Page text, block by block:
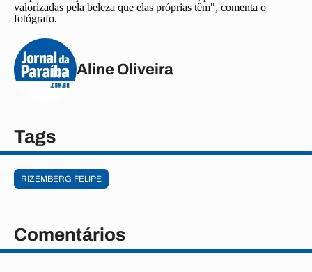
valorizadas pela beleza que elas próprias têm", comenta o
fotógrafo.
Aline Oliveira
Tags
RIZEMBERG FELIPE
Comentários